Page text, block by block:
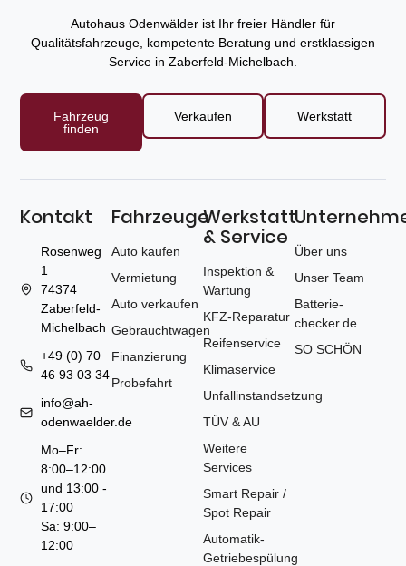
Autohaus Odenwälder ist Ihr freier Händler für
Qualitätsfahrzeuge, kompetente Beratung und erstklassigen
Service in Zaberfeld-Michelbach.
Fahrzeug
finden
Verkaufen Werkstatt
Kontakt
Rosenweg
1
74374
Zaberfeld-
Michelbach
+49 (0) 70
46 93 03 34
info@ah-
odenwaelder.de
Mo–Fr:
8:00–12:00
und 13:00 -
17:00
Sa: 9:00–
12:00
Fahrzeuge
Auto kaufen
Vermietung
Auto verkaufen
Gebrauchtwagen
Finanzierung
Probefahrt
Werkstatt
& Service
Inspektion &
Wartung
KFZ-Reparatur
Reifenservice
Klimaservice
Unfallinstandsetzung
TÜV & AU
Weitere
Services
Smart Repair /
Spot Repair
Automatik-
Getriebespülung
Über uns
Unser Team
Batterie­
checker.de
SO SCHÖN